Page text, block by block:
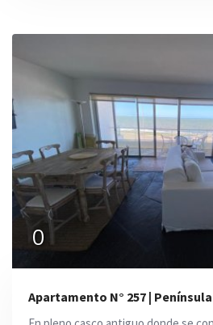
0
Apartamento N° 257 | Península